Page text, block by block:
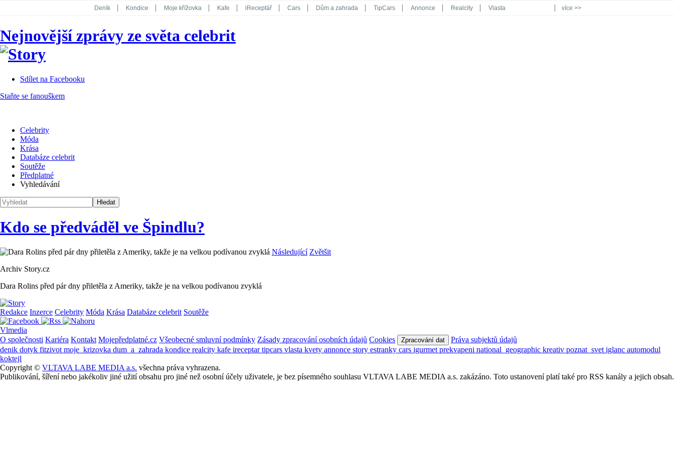
Deník Kondice Moje křížovka Kafe iReceptář Cars Dům a zahrada TipCars Annonce Realcity Vlasta
Koktejl
více >>
Nejnovější zprávy ze světa celebrit
Sdílet na Facebooku
Staňte se fanouškem
Celebrity
Móda
Krása
Databáze celebrit
Soutěže
Předplatné
Vyhledávání
Kdo se předváděl ve Špindlu?
Následující Zvětšit
Archiv Story.cz
Dara Rolins před pár dny přiletěla z Ameriky, takže je na velkou podívanou zvyklá
Redakce Inzerce Celebrity Móda Krása Databáze celebrit Soutěže
Vlmedia
O společnosti Kariéra Kontakt Mojepředplatné.cz Všeobecné smluvní podmínky Zásady zpracování osobních údajů Cookies Zpracování dat
Práva subjektů údajů
denik dotyk fitzivot moje_krizovka dum_a_zahrada kondice realcity kafe ireceptartipcars vlasta kvety annonce story estranky cars igurmet prekvapeni national_geographic kreativ poznat_svet iglanc automodul
koktejl
Copyright © VLTAVA LABE MEDIA a.s. všechna práva vyhrazena.
Publikování, šíření nebo jakékoliv jiné užití obsahu pro jiné než osobní účely uživatele, je bez písemného souhlasu VLTAVA LABE MEDIA a.s. zakázáno. Toto ustanovení platí také pro RSS kanály a jejich obsah.